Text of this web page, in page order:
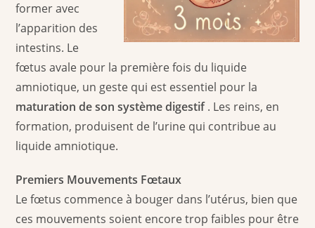
former avec
l’apparition des
intestins. Le
fœtus avale pour la première fois du liquide
amniotique, un geste qui est essentiel pour la
maturation de son système digestif. Les reins, en
formation, produisent de l’urine qui contribue au
liquide amniotique.
Premiers Mouvements Fœtaux
Le fœtus commence à bouger dans l’utérus, bien que
ces mouvements soient encore trop faibles pour être